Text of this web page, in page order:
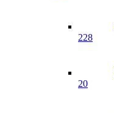
228
20